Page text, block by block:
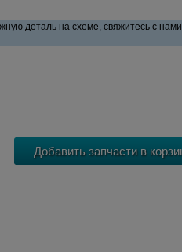
деталь на схеме, свяжитесь с